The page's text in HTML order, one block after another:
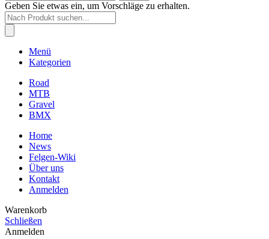
Geben Sie etwas ein, um Vorschläge zu erhalten.
Products
search
Menü
Kategorien
Road
MTB
Gravel
BMX
Home
News
Felgen-Wiki
Über uns
Kontakt
Anmelden
Warenkorb
Schließen
Anmelden